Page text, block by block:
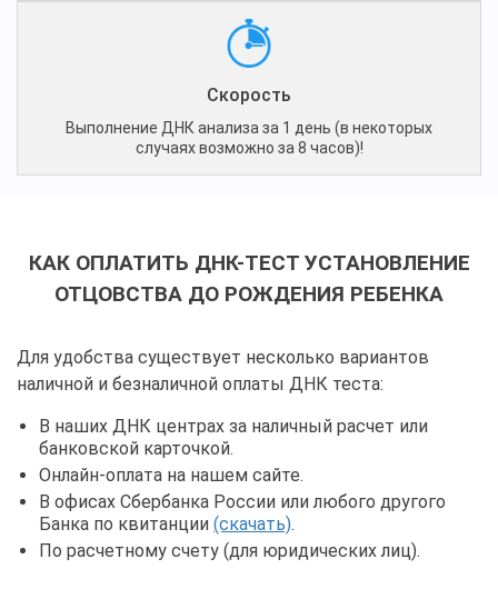
Скорость
Выполнение ДНК анализа за 1 день (в некоторых
случаях возможно за 8 часов)!
КАК ОПЛАТИТЬ ДНК-ТЕСТ УСТАНОВЛЕНИЕ
ОТЦОВСТВА ДО РОЖДЕНИЯ РЕБЕНКА
Для удобства существует несколько вариантов
наличной и безналичной оплаты ДНК теста:
В наших ДНК центрах за наличный расчет или
банковской карточкой.
Онлайн-оплата на нашем сайте.
В офисах Сбербанка России или любого другого
Банка по квитанции (скачать).
По расчетному счету (для юридических лиц).